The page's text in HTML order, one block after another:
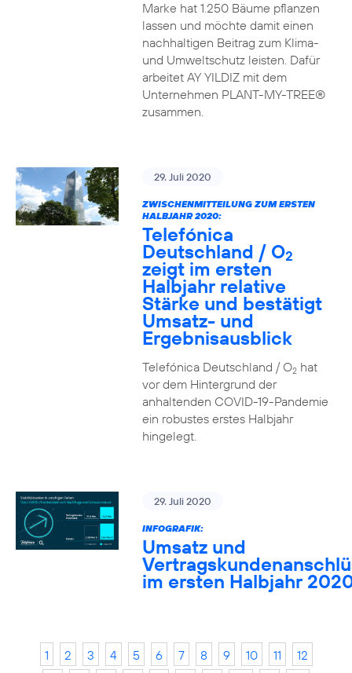
Marke hat 1.250 Bäume pflanzen
lassen und möchte damit einen
nachhaltigen Beitrag zum Klima-
und Umweltschutz leisten. Dafür
arbeitet AY YILDIZ mit dem
Unternehmen PLANT-MY-TREE®
zusammen.
29. Juli 2020
ZWISCHENMITTEILUNG ZUM ERSTEN
HALBJAHR 2020:
Telefónica
Deutschland / O2
zeigt im ersten
Halbjahr relative
Stärke und bestätigt
Umsatz- und
Ergebnisausblick
Telefónica Deutschland / O2hat
vor dem Hintergrund der
anhaltenden COVID-19-Pandemie
ein robustes erstes Halbjahr
hingelegt.
29. Juli 2020
INFOGRAFIK:
Umsatz und
im ersten Halbjahr
1 2 3 4 5 6 7 8 9 10 11
12